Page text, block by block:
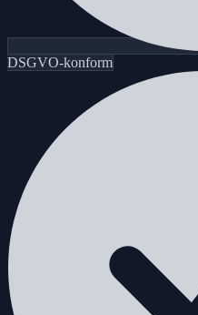
DSGVO-konform